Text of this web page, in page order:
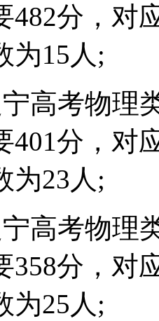
482分，对
为15人;
高考物理
401分，对
为23人;
高考物理
358分，对
为25人;